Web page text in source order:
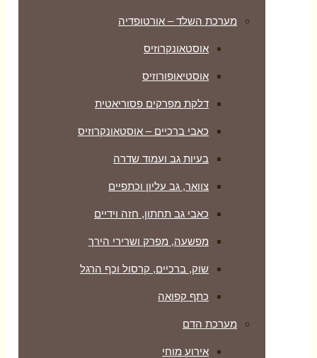
מערכת השלד – אורטופדיה
אוסטאונקרוזיס
אוסטיאופורוזיס
דלקת מפרקים פסוריאטית
כאבי ברכיים – אוסטאונקרוזיס
בעיות גב ועמוד שדרה
צוואר, גב עליון וכתפיים
כאבי גב תחתון, חזה וידיים
מפשעה, מפרק ושרירי הירך
שוק, ברכיים, קרסול וכף הרגל
כתף קפואה
מערכת הדם
אירוע מוחי